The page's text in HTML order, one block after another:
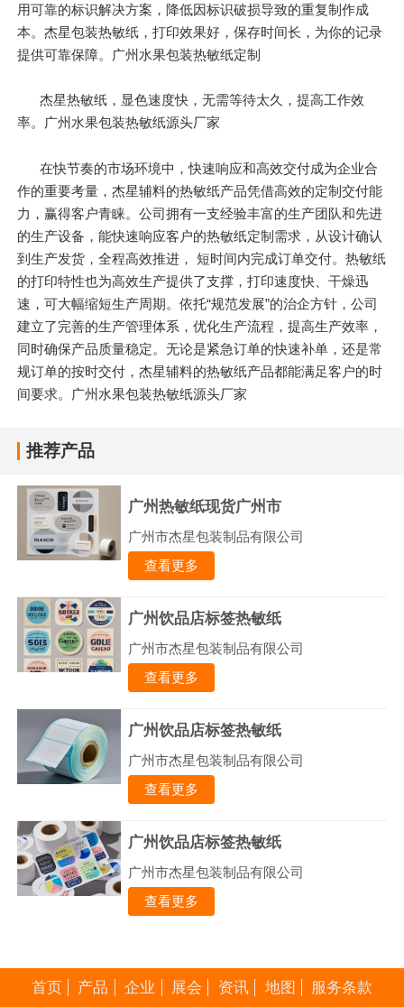
用可靠的标识解决方案，降低因标识破损导致的重复制作成
本。杰星包装热敏纸，打印效果好，保存时间长，为你的记录
提供可靠保障。广州水果包装热敏纸定制
杰星热敏纸，显色速度快，无需等待太久，提高工作效
率。广州水果包装热敏纸源头厂家
在快节奏的市场环境中，快速响应和高效交付成为企业合
作的重要考量，杰星辅料的热敏纸产品凭借高效的定制交付能
力，赢得客户青睐。公司拥有一支经验丰富的生产团队和先进
的生产设备，能快速响应客户的热敏纸定制需求，从设计确认
到生产发货，全程高效推进， 短时间内完成订单交付。热敏纸
的打印特性也为高效生产提供了支撑，打印速度快、干燥迅
速，可大幅缩短生产周期。依托“规范发展”的治企方针，公司
建立了完善的生产管理体系，优化生产流程，提高生产效率，
同时确保产品质量稳定。无论是紧急订单的快速补单，还是常
规订单的按时交付，杰星辅料的热敏纸产品都能满足客户的时
间要求。广州水果包装热敏纸源头厂家
推荐产品
广州热敏纸现货广州市
广州市杰星包装制品有限公司
查看更多
广州饮品店标签热敏纸
广州市杰星包装制品有限公司
查看更多
广州饮品店标签热敏纸
广州市杰星包装制品有限公司
查看更多
广州饮品店标签热敏纸
广州市杰星包装制品有限公司
查看更多
首页 产品 企业 展会 资讯 地图 服务条款